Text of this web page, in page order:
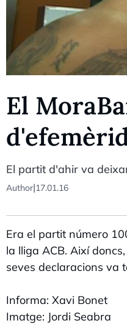
El
El partit d'ahir va
Author|17.01.16
Era el partit número
la lliga ACB. Així
seves declaracions va
Informa: Xavi Bonet
Imatge: Jordi Seabra